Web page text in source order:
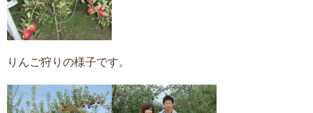
りんご狩りの様子です。